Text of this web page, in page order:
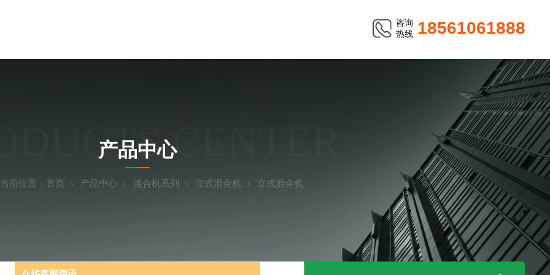
咨询
热线 18561061888
CENTER
产品中心
当前位置： 首页 产品中心 混合机系列 立式混合机 立式混合机